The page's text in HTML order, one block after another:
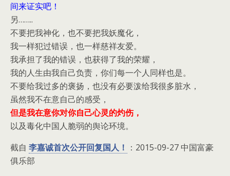
间来证实吧！
另……..
不要把我神化，也不要把我妖魔化，
我一样犯过错误，也一样慈祥友爱。
我承担了我的错误，也获得了我的荣耀，
我的人生由我自己负责，你们每一个人同样也是。
不要给我过多的褒扬，也没有必要泼给我很多脏水，
虽然我不在意自己的感受，
但是我在意你对你自己心灵的灼伤，
以及毒化中国人脆弱的舆论环境。
截自 李嘉诚首次公开回复国人！ ：2015-09-27 中国富豪
俱乐部